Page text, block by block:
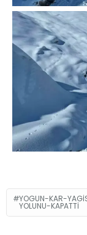
YOGUN-KAR-
YOLUNU-KAPATTI